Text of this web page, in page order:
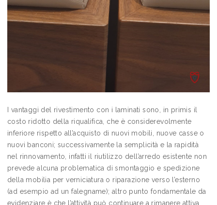
I vantaggi del rivestimento con i laminati sono, in primis il
costo ridotto della riqualifica, che è considerevolmente
inferiore rispetto all’acquisto di nuovi mobili, nuove casse o
nuovi banconi; successivamente la semplicità e la rapidità
nel rinnovamento, infatti il riutilizzo dell’arredo esistente non
prevede alcuna problematica di smontaggio e spedizione
della mobilia per verniciatura o riparazione verso l’esterno
(ad esempio ad un falegname); altro punto fondamentale da
evidenziare è che l’attività può continuare a rimanere attiva